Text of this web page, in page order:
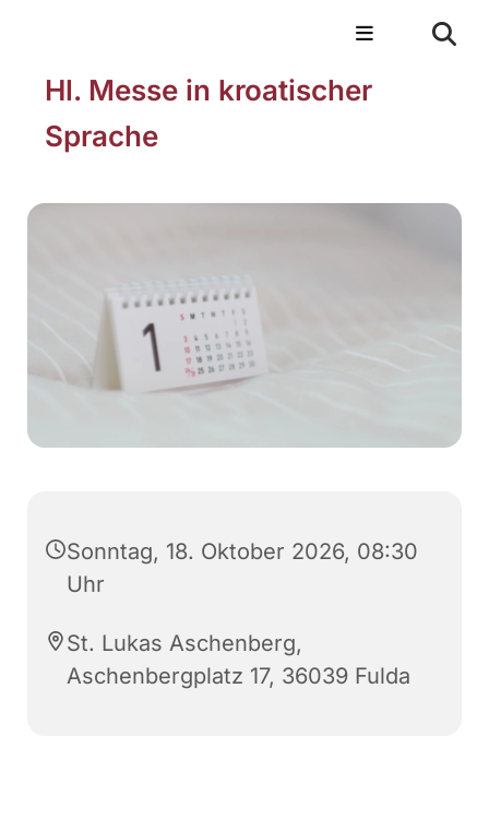
Hl. Messe in kroatischer
Sprache
Sonntag, 18. Oktober 2026, 08:30
Uhr
St. Lukas Aschenberg,
Aschenbergplatz 17, 36039 Fulda